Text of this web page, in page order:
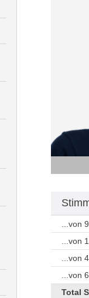
...von
...von
...von
...von
Total